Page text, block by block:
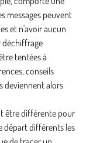
messages peuvent
et n'avoir aucun
déchiffrage
tentées à
conseils
deviennent alors
être différente pour
départ différents les